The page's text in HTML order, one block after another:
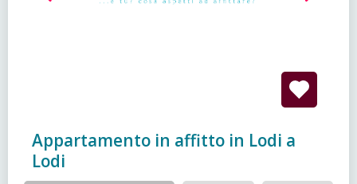
Appartamento in affitto in Lodi a
Lodi